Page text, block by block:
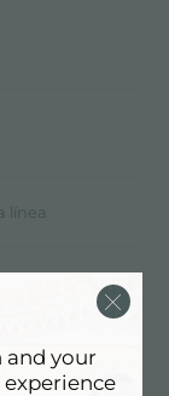
línea
and your